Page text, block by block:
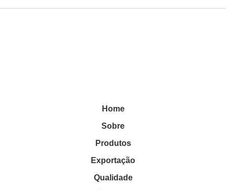
Home
Sobre
Produtos
Exportação
Qualidade